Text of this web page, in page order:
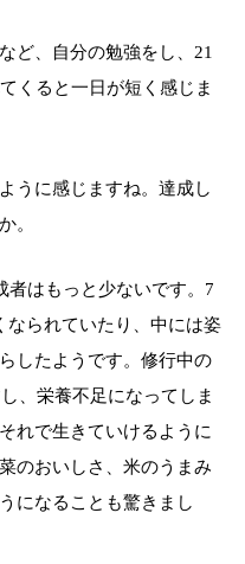
ど、自分の勉強をし、21
くると一日が短く感じま
うに感じますね。達成し
。
者はもっと少ないです。7
なられていたり、中には姿
したようです。修行中の
、栄養不足になってしま
れで生きていけるように
のおいしさ、米のうまみ
になることも驚きまし